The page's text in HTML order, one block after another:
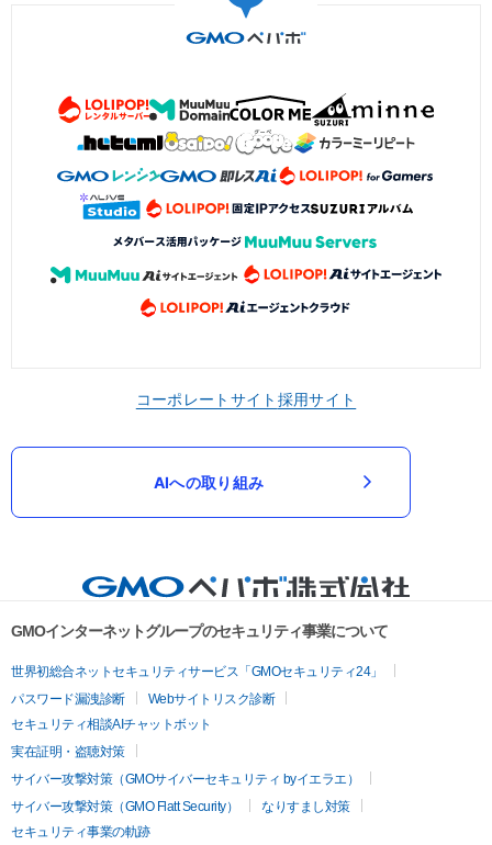
コーポレートサイト 採用サイト
AIへの取り組み
GMOインターネットグループのセキュリティ事業について
世界初総合ネットセキュリティサービス「GMOセキュリティ24」
パスワード漏洩診断
Webサイトリスク診断
セキュリティ相談AIチャットボット
実在証明・盗聴対策
サイバー攻撃対策（GMOサイバーセキュリティ byイエラエ）
サイバー攻撃対策（GMO Flatt Security）
なりすまし対策
セキュリティ事業の軌跡